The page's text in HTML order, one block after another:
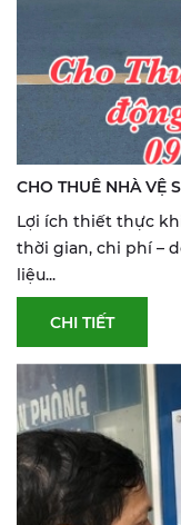
CHO THUÊ NHÀ VỆ
Lợi ích thiết thực
thời gian, chi phí –
liệu...
CHI TIẾT